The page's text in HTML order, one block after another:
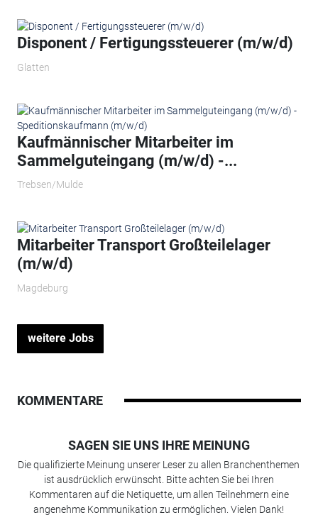
Disponent / Fertigungssteuerer (m/w/d)
Glatten
Kaufmännischer Mitarbeiter im
Sammelguteingang (m/w/d) -...
Trebsen/Mulde
Mitarbeiter Transport Großteilelager
(m/w/d)
Magdeburg
weitere Jobs
KOMMENTARE
SAGEN SIE UNS IHRE MEINUNG
Die qualifizierte Meinung unserer Leser zu allen Branchenthemen
ist ausdrücklich erwünscht. Bitte achten Sie bei Ihren
Kommentaren auf die Netiquette, um allen Teilnehmern eine
angenehme Kommunikation zu ermöglichen. Vielen Dank!